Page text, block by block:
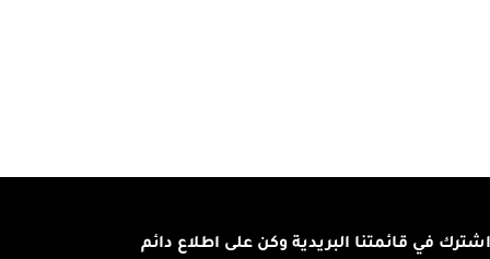
اشترك في قائمتنا البريدية وكن على اطلاع دائم